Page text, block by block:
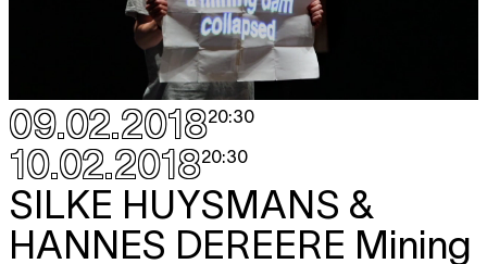
09.02.201820:30
10.02.201820:30
SILKE HUYSMANS &
HANNES DEREERE Mining